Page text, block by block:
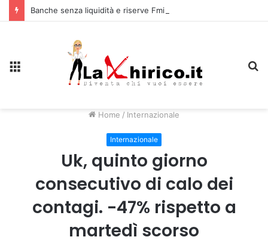
Home / Internazionale
Internazionale
Uk, quinto giorno
consecutivo di calo dei
contagi. -47% rispetto a
martedì scorso